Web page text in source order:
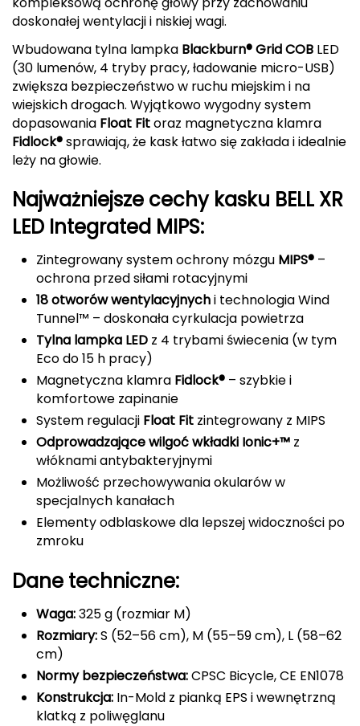
Deuter
Dolomite
E
EISBAR
ENERO
ENERO CAMP
Elmer by Swany
Extremities
FASHY
Fjord Nansen
GIVOVA
GSI Outdoors
Giant Dragon
Gilmonte
doskonałej wentylacji i niskiej wagi.
Wbudowana tylna lampka Blackburn® Grid COB LED
(30 lumenów, 4 tryby pracy, ładowanie micro-USB)
zwiększa bezpieczeństwo w ruchu miejskim i na
wiejskich drogach. Wyjątkowo wygodny system
dopasowania Float Fitoraz magnetyczna klamra
Fidlock®sprawiają, że kask łatwo się zakłada i idealnie
leży na głowie.
Najważniejsze cechy kasku BELL XR
LED Integrated MIPS:
Zintegrowany system ochrony mózgu MIPS® –
ochrona przed siłami rotacyjnymi
18 otworów wentylacyjnychi technologia Wind
Tunnel™ – doskonała cyrkulacja powietrza
Tylna lampka LED z 4 trybami świecenia (w tym
Eco do 15 h pracy)
Magnetyczna klamra Fidlock® – szybkie i
komfortowe zapinanie
System regulacji Float Fit zintegrowany z MIPS
Odprowadzające wilgoć wkładki Ionic+™ z
włóknami antybakteryjnymi
Możliwość przechowywania okularów w
specjalnych kanałach
Elementy odblaskowe dla lepszej widoczności po
zmroku
Dane techniczne:
Waga:325 g (rozmiar M)
Rozmiary:S (52–56 cm), M (55–59 cm), L (58–62
cm)
Normy bezpieczeństwa:CPSC Bicycle, CE EN1078
Konstrukcja: In-Mold z pianką EPS i wewnętrzną
klatką z poliwęglanu